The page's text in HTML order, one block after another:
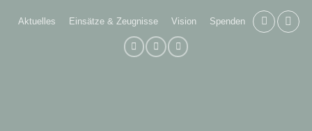
InhaltAktuelles Einsätze & Zeugnisse Vision Spenden